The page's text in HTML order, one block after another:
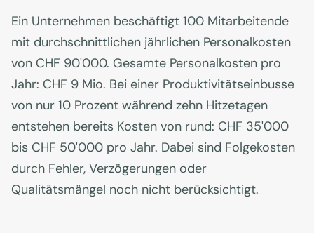
Ein Unternehmen beschäftigt 100 Mitarbeitende
mit durchschnittlichen jährlichen Personalkosten
von CHF 90'000. Gesamte Personalkosten pro
Jahr: CHF 9 Mio. Bei einer Produktivitätseinbusse
von nur 10 Prozent während zehn Hitzetagen
entstehen bereits Kosten von rund: CHF 35'000
bis CHF 50'000 pro Jahr. Dabei sind Folgekosten
durch Fehler, Verzögerungen oder
Qualitätsmängel noch nicht berücksichtigt.